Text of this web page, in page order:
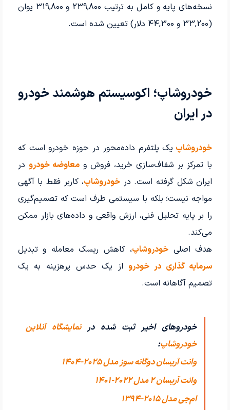
نسخه‌های پایه و کامل به ترتیب 239,800 و 319,800 یوان
(33,200 و 44,300 دلار) تعیین شده است.
خودروشاپ؛ اکوسیستم هوشمند خودرو
در ایران
خودروشاپ یک پلتفرم داده‌محور در حوزه خودرو است که
با تمرکز بر شفاف‌سازی خرید، فروش ومعاوضه خودرو در
ایران شکل گرفته است. در خودروشاپ، کاربر فقط با آگهی
مواجه نیست؛ بلکه با سیستمی طرف است که تصمیم‌گیری
را بر پایه تحلیل فنی، ارزش واقعی و داده‌های بازار ممکن
می‌کند.
هدف اصلی خودروشاپ، کاهش ریسک معامله و تبدیل
سرمایه گذاری در خودرواز یک حدس پرهزینه به یک
تصمیم آگاهانه است.
خودروهای اخیر ثبت شده درنمایشگاه آنلاین
خودروشاپ:
وانت آریسان دوگانه سوز مدل 2025-1404
وانت آریسان 2 مدل 2022-1401
ام‌جی مدل 2015-1394